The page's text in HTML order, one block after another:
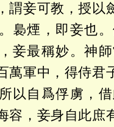
謂妾可教，授以
裊煙，即妾也
妾最稱妙。神
萬軍中，得侍君
以自爲俘虜，
容，妾身自此庶